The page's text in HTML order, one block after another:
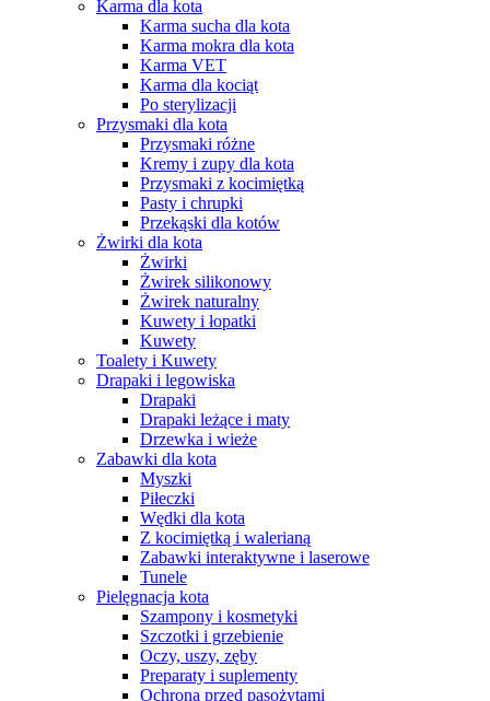
Karma dla kota
Karma sucha dla kota
Karma mokra dla kota
Karma VET
Karma dla kociąt
Po sterylizacji
Przysmaki dla kota
Przysmaki różne
Kremy i zupy dla kota
Przysmaki z kocimiętką
Pasty i chrupki
Przekąski dla kotów
Żwirki dla kota
Żwirki
Żwirek silikonowy
Żwirek naturalny
Kuwety i łopatki
Kuwety
Toalety i Kuwety
Drapaki i legowiska
Drapaki
Drapaki leżące i maty
Drzewka i wieże
Zabawki dla kota
Myszki
Piłeczki
Wędki dla kota
Z kocimiętką i walerianą
Zabawki interaktywne i laserowe
Tunele
Pielęgnacja kota
Szampony i kosmetyki
Szczotki i grzebienie
Oczy, uszy, zęby
Preparaty i suplementy
Ochrona przed pasożytami